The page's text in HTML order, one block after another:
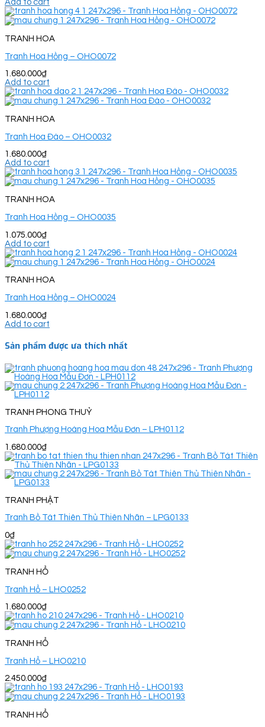
Add to cart
TRANH HOA
Tranh Hoa Hồng – OHO0072
1.680.000₫
Add to cart
TRANH HOA
Tranh Hoa Đào – OHO0032
1.680.000₫
Add to cart
TRANH HOA
Tranh Hoa Hồng – OHO0035
1.075.000₫
Add to cart
TRANH HOA
Tranh Hoa Hồng – OHO0024
1.680.000₫
Add to cart
Sản phẩm được ưa thích nhất
TRANH PHONG THUỶ
Tranh Phượng Hoàng Hoa Mẫu Đơn – LPH0112
1.680.000₫
TRANH PHẬT
Tranh Bồ Tát Thiên Thủ Thiên Nhãn – LPG0133
0₫
TRANH HỔ
Tranh Hổ – LHO0252
1.680.000₫
TRANH HỔ
Tranh Hổ – LHO0210
2.450.000₫
TRANH HỔ